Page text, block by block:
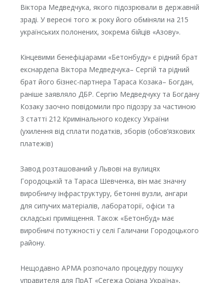
Віктора Медведчука, якого підозрювали в державній
зраді. У вересні того ж року його обміняли на 215
українських полонених, зокрема бійців «Азову».
Кінцевими бенефіціарами «Бетонбуду» є рідний брат
екснардепа Віктора Медведчука– Сергій та рідний
брат його бізнес-партнера Тараса Козака– Богдан,
раніше заявляло ДБР. Сергію Медведчуку та Богдану
Козаку заочно повідомили про підозру за частиною
3 статті 212 Кримінального кодексу України
(ухилення від сплати податків, зборів (обов’язкових
платежів)
Завод розташований у Львові на вулицях
Городоцькій та Тараса Шевченка, він має значну
виробничу інфраструктуру, бетонні вузли, ангари
для сипучих матеріалів, лабораторії, офіси та
складські приміщення. Також «Бетонбуд» має
виробничі потужності у селі Галичани Городоцького
району.
Нещодавно АРМА розпочало процедуру пошуку
управителя для ПрАТ «Сегежа Оріана Україна»,